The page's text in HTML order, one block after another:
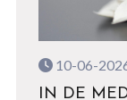
10-06-
IN DE